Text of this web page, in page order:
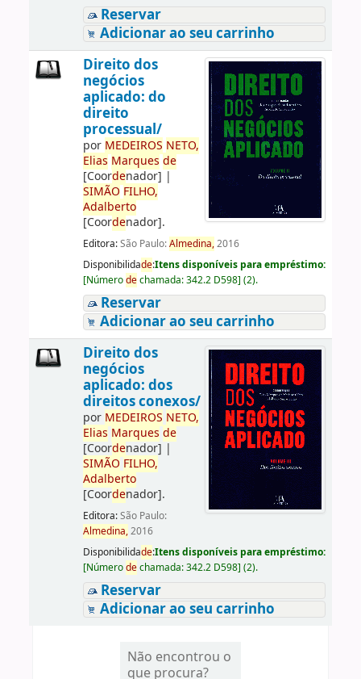
Reservar
Adicionar ao seu carrinho
Direito dos
negócios
aplicado: do
direito
processual/
por MEDEIROS NETO,
Elias Marques de
[Coordenador] |
SIMÃO FILHO,
Adalberto
[Coordenador].
Editora:São Paulo:Almedina,2016
Disponibilidade:Itens disponíveis para empréstimo:
[Númerodechamada:342.2 D598] (2).
Reservar
Adicionar ao seu carrinho
Direito dos
negócios
aplicado: dos
direitos conexos/
por MEDEIROS NETO,
Elias Marques de
[Coordenador] |
SIMÃO FILHO,
Adalberto
[Coordenador].
Editora:São Paulo:
Almedina,2016
Disponibilidade:Itens disponíveis para empréstimo:
[Númerodechamada:342.2 D598] (2).
Reservar
Adicionar ao seu carrinho
Não encontrou o
que procura?